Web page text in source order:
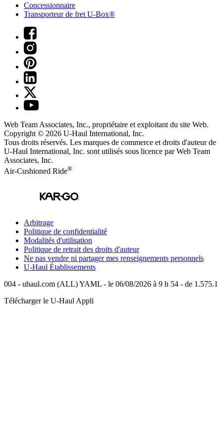
Concessionnaire
Transporteur de fret U-Box®
Web Team Associates, Inc., propriétaire et exploitant du site Web.
Copyright © 2026 U-Haul International, Inc.
Tous droits réservés. Les marques de commerce et droits d'auteur de
U-Haul International, Inc. sont utilisés sous licence par Web Team
Associates, Inc.
Air-Cushioned Ride®
Arbitrage
Politique de confidentialité
Modalités d'utilisation
Politique de retrait des droits d'auteur
Ne pas vendre ni partager mes renseignements personnels
U-Haul Établissements
004 - uhaul.com (ALL) YAML - le 06/08/2026 à 9 h 54 - de 1.575.1
Télécharger le U-Haul Appli